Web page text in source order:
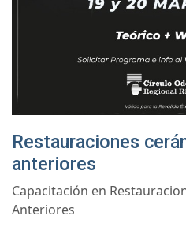
Restauraciones
anteriores
Capacitación en
Anteriores